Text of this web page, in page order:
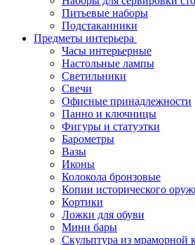
Питьевые наборы
Подстаканники
Предметы интерьера
Часы интерьерные
Настольные лампы
Светильники
Свечи
Офисные принадлежности
Панно и ключницы
Фигуры и статуэтки
Барометры
Вазы
Иконы
Колокола бронзовые
Копии исторического
Кортики
Ложки для обуви
Мини бары
Скульптура из